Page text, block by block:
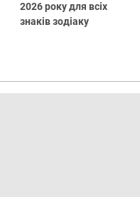
2026 року для всіх
знаків зодіаку